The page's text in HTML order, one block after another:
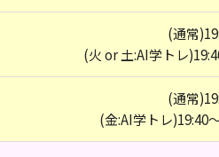
(通常
(火 or 土:AI学トレ
(通常
(金:AI学トレ)19:40